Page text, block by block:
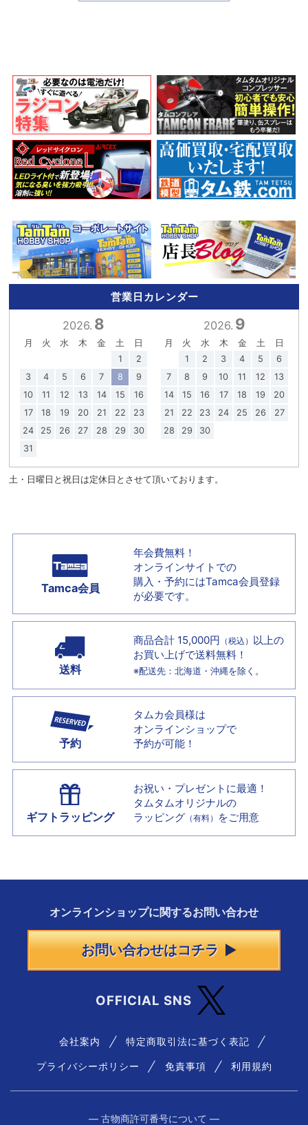
営業日カレンダー
2026. 8
月 火 水 木 金 土
日
1
2
3
4 5 6 7 8
9
10
11 12 13 14 15
16
17
18 19 20 21 22
23
24
25 26 27 28 29
30
31
2026. 9
月 火 水 木 金 土
日
1
2 3 4 5
6
7
8 9 10 11 12
13
14
15 16 17 18 19
20
21
22 23 24 25 26
27
28
29 30
土・日曜日と祝日は定休日とさせて頂いております。
Tamca会員
年会費無料！
オンラインサイトでの
購入・予約にはTamca会員登録
が必要です。
送料
商品合計 15,000円 （税込） 以上の
お買い上げで送料無料！
※配送先：北海道・沖縄を除く。
予約
タムカ会員様は
オンラインショップで
予約が可能！
ギフトラッピング
お祝い・プレゼントに最適！
タムタムオリジナルの
ラッピング （有料） をご用意
オンラインショップに関するお問い合わせ
お問い合わせはコチラ
OFFICIAL SNS
会社案内 特定商取引法に基づく表記
プライバシーポリシー 免責事項 利用規約
― 古物商許可番号について ―